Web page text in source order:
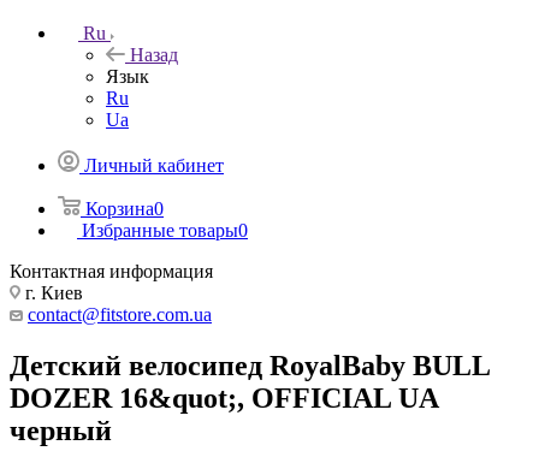
Ru
Назад
Язык
Ru
Ua
Личный кабинет
Корзина0
Избранные товары0
Контактная информация
г. Киев
contact@fitstore.com.ua
Детский велосипед RoyalBaby BULL
DOZER 16&quot;, OFFICIAL UA
черный